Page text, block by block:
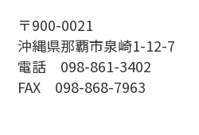
〒900-0021
沖縄県那覇市泉崎1-12-7
電話 098-861-3402
FAX 098-868-7963